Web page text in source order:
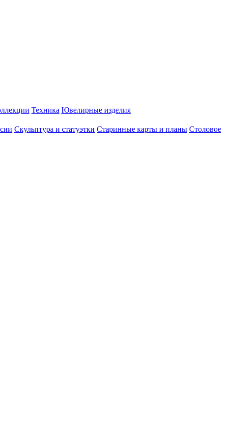
Техника Ювелирные изделия
Скульптура и статуэтки Старинные карты и планы Столовое